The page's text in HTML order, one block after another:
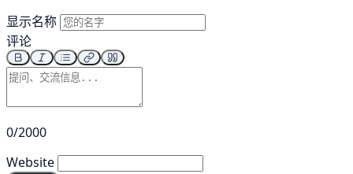
显示名称
评论
0/2000
Website